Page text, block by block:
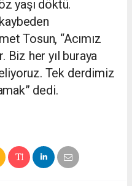
yaşı döktü.
Tosun, “Acımız
Biz her yıl buraya
Tek derdimiz
dedi.